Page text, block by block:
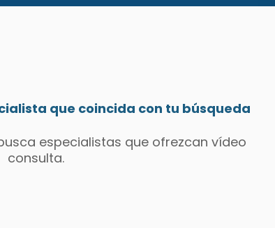
que coincida con tu búsqueda
especialistas que ofrezcan vídeo
consulta.